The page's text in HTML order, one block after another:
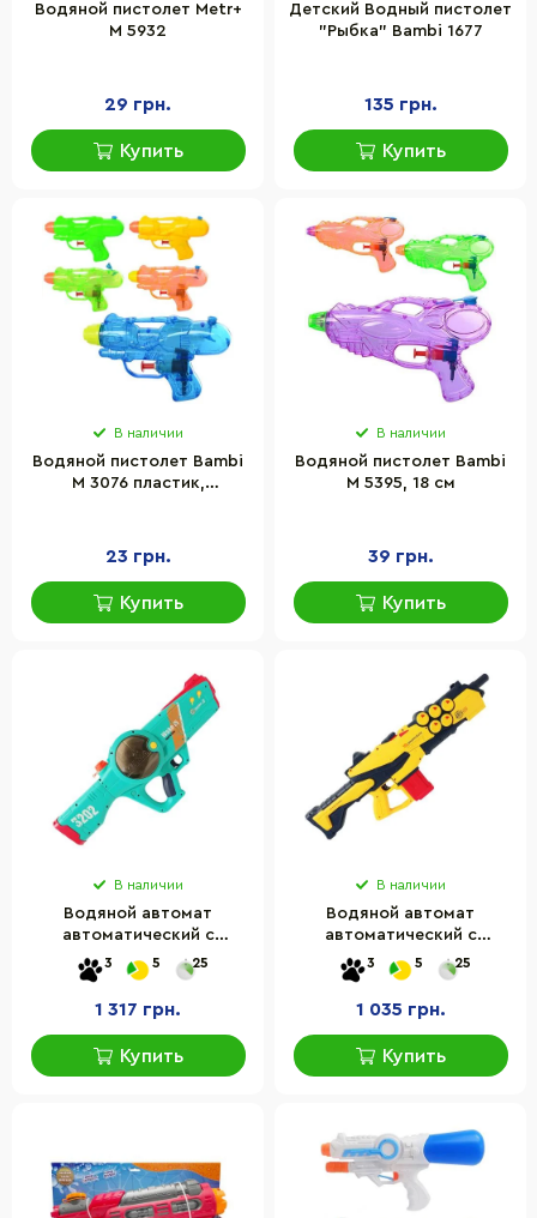
Водяной пистолет Metr+
M 5932
29 грн.
Купить
Детский Водный пистолет
"Рыбка" Bambi 1677
135 грн.
Купить
В наличии
Водяной пистолет Bambi
M 3076 пластик,
23 грн.
Купить
В наличии
Водяной пистолет Bambi
M 5395, 18 см
39 грн.
Купить
В наличии
Водяной автомат
автоматический с
аккумулятором
"DOLPHIN" Bambi 3202A,
Зеленый
3 5 25
1 317 грн.
Купить
В наличии
Водяной автомат
автоматический с
аккумулятором
"OCTOPUS" Bambi
3201A(Yellow)
3 5 25
1 035 грн.
Купить